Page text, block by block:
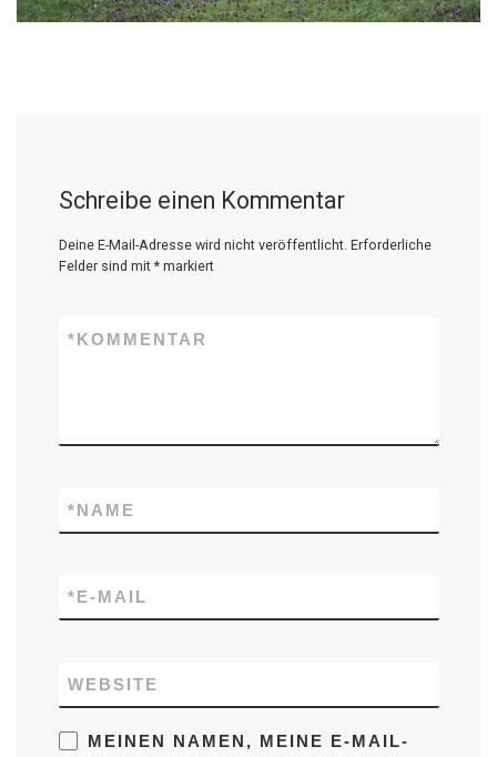
Schreibe einen Kommentar
Deine E-Mail-Adresse wird nicht veröffentlicht. Erforderliche
Felder sind mit *markiert
KOMMENTAR
*
NAME
*
E-MAIL
*
WEBSITE
MEINEN NAMEN, MEINE E-MAIL-